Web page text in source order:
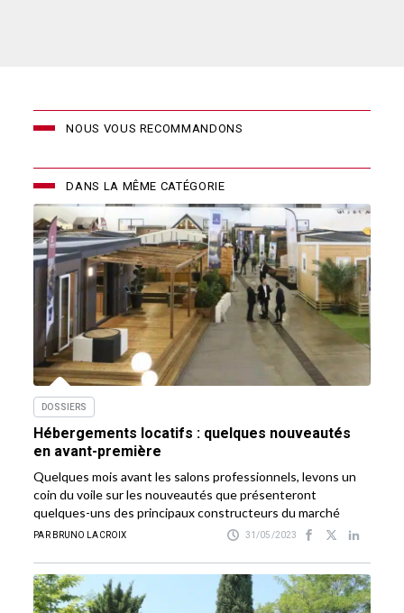
NOUS VOUS RECOMMANDONS
DANS LA MÊME CATÉGORIE
DOSSIERS
Hébergements locatifs : quelques nouveautés
en avant-première
Quelques mois avant les salons professionnels, levons un
coin du voile sur les nouveautés que présenteront
quelques-uns des principaux constructeurs du marché
PAR BRUNO LACROIX 31/05/2023